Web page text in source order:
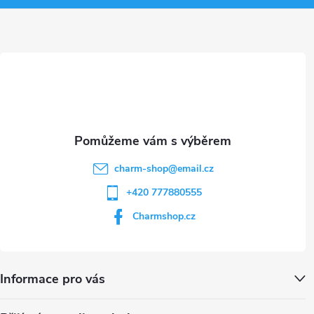
charm-shop@email.cz
+420 777880555
Charmshop.cz
Informace pro vás